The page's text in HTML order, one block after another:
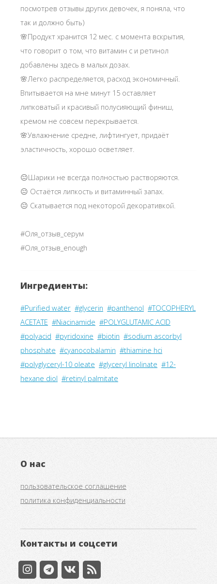
посмотрев отзывы других девочек, я поняла, что
так и должно быть)
🌸Продукт хранится 12 мес. с момента вскрытия,
что говорит о том, что витамин с и ретинол
добавлены здесь в малых дозах.
🌸Легко распределяется, расход экономичный.
Впитывается на мне минут 15 оставляет
липковатый и красивый полусияющий финиш,
кремом не совсем перекрывается.
🌸Увлажнение средне, лифтингует, придаёт
эластичность, хорошо осветляет.
😐Шарики не всегда полностью растворяются.
😐 Остаётся липкость и витаминный запах.
😐 Скатывается под некоторой декоративкой.
#Оля_отзыв_серум
#Оля_отзыв_enough
Ингредиенты:
#Purified water #glycerin #panthenol #TOCOPHERYL
ACETATE #Niacinamide #POLYGLUTAMIC ACID
#polyacid #pyridoxine #biotin #sodium ascorbyl
phosphate #cyanocobalamin #thiamine hci
#polyglyceryl-10 oleate #glyceryl linolinate #12-
hexane diol #retinyl palmitate
О нас
пользовательское соглашение
политика конфиденциальности
Контакты и соцсети